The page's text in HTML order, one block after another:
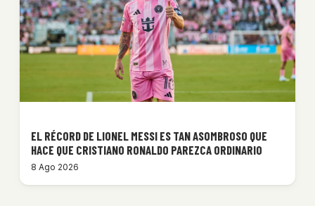
EL RÉCORD DE LIONEL MESSI ES TAN ASOMBROSO QUE
HACE QUE CRISTIANO RONALDO PAREZCA ORDINARIO
8 Ago 2026